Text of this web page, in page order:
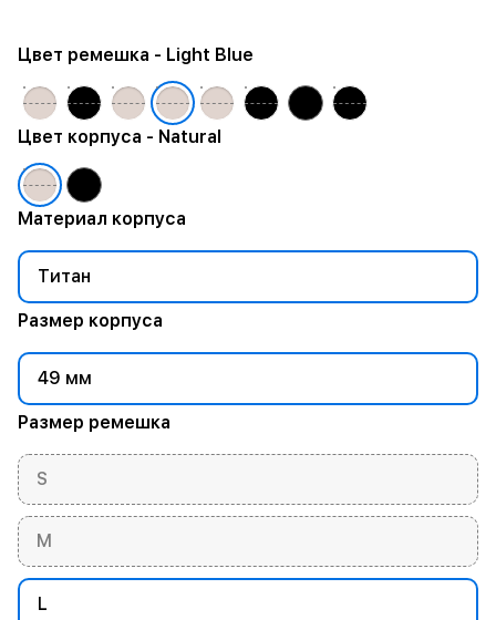
Материал корпуса
Титан
Размер корпуса
49 мм
Цвет ремешка - Light Blue
Цвет корпуса - Natural
Размер ремешка
S
M
L